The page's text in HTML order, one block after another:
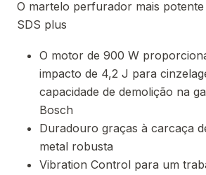
O martelo perfurador mais
SDS plus
O motor de 900 W
impacto de 4,2 J para
capacidade de demolição na
Bosch
Duradouro graças à carcaça
metal robusta
Vibration Control para um